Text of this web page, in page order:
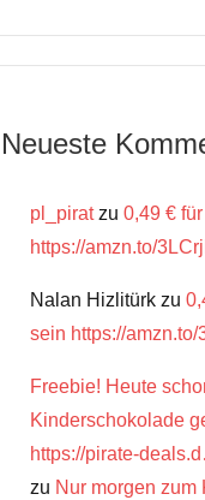
Neueste
pl_piratzu 0,49 €
https://amzn.to/
Nalan Hizlitürk zu
sein https://
Freebie! Heute
Kinderschokolade
https://pirate-
zu Nur morgen zum